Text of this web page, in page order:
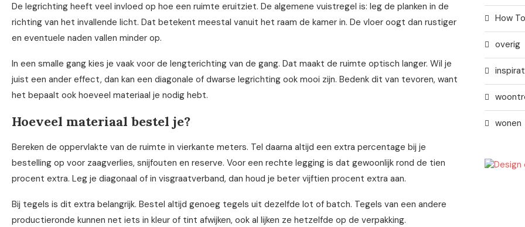
De legrichting heeft veel invloed op hoe een ruimte eruitziet. De algemene vuistregel is: leg de planken in de
richting van het invallende licht. Dat betekent meestal vanuit het raam de kamer in. De vloer oogt dan rustiger
en eventuele naden vallen minder op.
In een smalle gang kies je vaak voor de lengterichting van de gang. Dat maakt de ruimte optisch langer. Wil je
juist een ander effect, dan kan een diagonale of dwarse legrichting ook mooi zijn. Bedenk dit van tevoren, want
het bepaalt ook hoeveel materiaal je nodig hebt.
Hoeveel materiaal bestel je?
Bereken de oppervlakte van de ruimte in vierkante meters. Tel daarna altijd een extra percentage bij je
bestelling op voor zaagverlies, snijfouten en reserve. Voor een rechte legging is dat gewoonlijk rond de tien
procent extra. Leg je diagonaal of in visgraatverband, dan houd je beter vijftien procent extra aan.
Bij tegels is dit extra belangrijk. Bestel altijd genoeg tegels uit dezelfde lot of batch. Tegels van een andere
productieronde kunnen net iets in kleur of tint afwijken, ook al lijken ze hetzelfde op de verpakking.
How To
overig
wonen